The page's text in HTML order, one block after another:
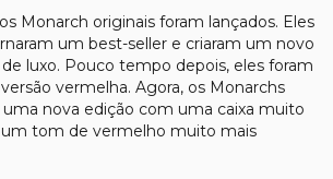
Monarch originais foram lançados. Eles
um best-seller e criaram um novo
de luxo. Pouco tempo depois, eles foram
vermelha. Agora, os Monarchs
nova edição com uma caixa muito
tom de vermelho muito mais